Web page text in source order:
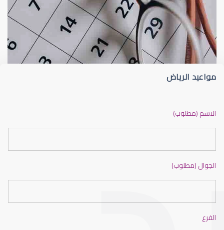
قلوبال لرعاية العين ضعف نظر
ضعف نظر الاطفال
مواعيد الرياض
الاسم (مطلوب)
الجوال (مطلوب)
الفرع